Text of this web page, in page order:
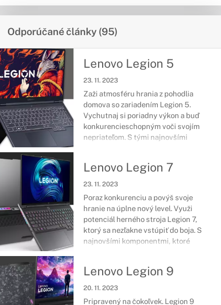
Odporúčané články (95)
Lenovo Legion 5
23. 11. 2023
Zaži atmosféru hrania z pohodlia
domova so zariadením Legion 5.
Vychutnaj si poriadny výkon a buď
konkurencieschopným voči svojím
nepriateľom. S tými najnovšími
ktorý s tebou prežije deň v škole či v
práci.
Lenovo Legion 7
23. 11. 2023
Poraz konkurenciu a povýš svoje
hranie na úplne nový level. Využi
potenciál herného stroja Legion 7,
ktorý sa nezľakne vstúpiť do boja. S
najnovšími komponentmi, ktoré
voči tým najťažším súperom.
Lenovo Legion 9
20. 11. 2023
Pripravený na čokoľvek. Legion 9